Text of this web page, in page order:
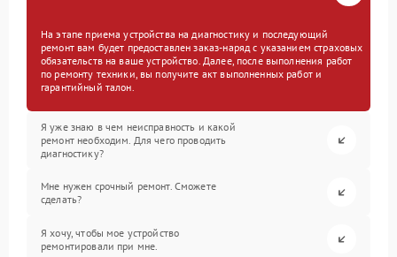
На этапе приема устройства на диагностику и последующий
ремонт вам будет предоставлен заказ-наряд с указанием страховых
обязательств на ваше устройство. Далее, после выполнения работ
по ремонту техники, вы получите акт выполненных работ и
гарантийный талон.
Я уже знаю в чем неисправность и какой
ремонт необходим. Для чего проводить
диагностику?
Мне нужен срочный ремонт. Сможете
сделать?
Я хочу, чтобы мое устройство
ремонтировали при мне.